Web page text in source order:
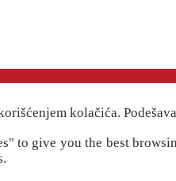
kolačića.
to give you the best